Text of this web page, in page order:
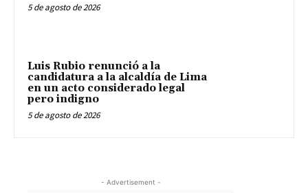
5 de agosto de 2026
Luis Rubio renunció a la
candidatura a la alcaldía de Lima
en un acto considerado legal
pero indigno
5 de agosto de 2026
- Advertisement -